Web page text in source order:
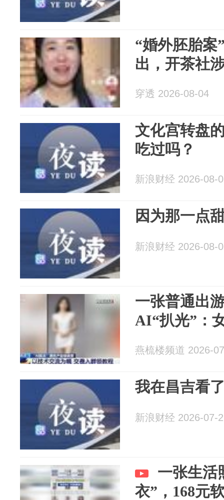
“婚外胚胎案
出，开茶社
穿透 2026-08-04
文化宫转盘
吃过吗？
新浪财经 2026-08-
因为那一点
新浪财经 2026-08-
一张普通出
AI“扒光”：
燕梳楼频道 2026-
我在昌吉看
新浪财经 2026-07-
一张生活
衣”，168元